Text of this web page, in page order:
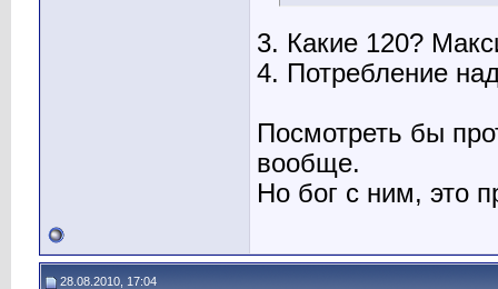
3. Какие 120?
4. Потребление
Посмотреть бы
вообще.
Но бог с ним, это
28.08.2010, 17:04